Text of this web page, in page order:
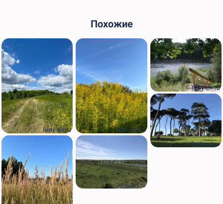
Похожие
lenly-art.ru lenly-art.ru
lenly-art.ru
lenly-art.ru
lenly-art.ru